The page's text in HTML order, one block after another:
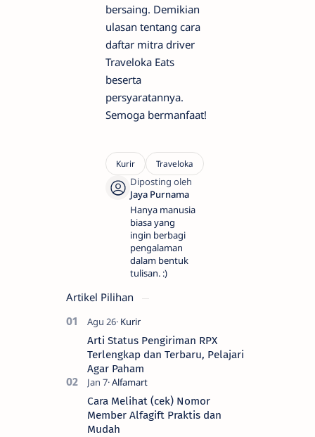
bersaing. Demikian
ulasan tentang cara
daftar mitra driver
Traveloka Eats
beserta
persyaratannya.
Semoga bermanfaat!
Hanya manusia
biasa yang
ingin berbagi
pengalaman
dalam bentuk
tulisan. :)
Artikel Pilihan
Arti Status Pengiriman RPX
Terlengkap dan Terbaru, Pelajari
Agar Paham
Cara Melihat (cek) Nomor
Member Alfagift Praktis dan
Mudah